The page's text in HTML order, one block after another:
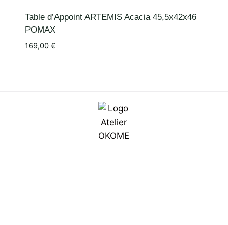
Table d’Appoint ARTEMIS Acacia 45,5x42x46
POMAX
169,00 €